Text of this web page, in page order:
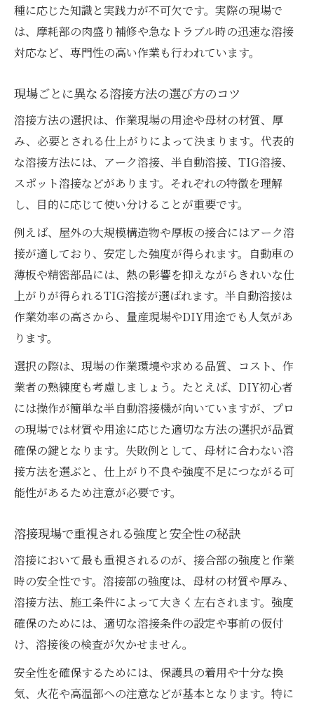
種に応じた知識と実践力が不可欠です。実際の現場で
は、摩耗部の肉盛り補修や急なトラブル時の迅速な溶接
対応など、専門性の高い作業も行われています。
現場ごとに異なる溶接方法の選び方のコツ
溶接方法の選択は、作業現場の用途や母材の材質、厚
み、必要とされる仕上がりによって決まります。代表的
な溶接方法には、アーク溶接、半自動溶接、TIG溶接、
スポット溶接などがあります。それぞれの特徴を理解
し、目的に応じて使い分けることが重要です。
例えば、屋外の大規模構造物や厚板の接合にはアーク溶
接が適しており、安定した強度が得られます。自動車の
薄板や精密部品には、熱の影響を抑えながらきれいな仕
上がりが得られるTIG溶接が選ばれます。半自動溶接は
作業効率の高さから、量産現場やDIY用途でも人気があ
ります。
選択の際は、現場の作業環境や求める品質、コスト、作
業者の熟練度も考慮しましょう。たとえば、DIY初心者
には操作が簡単な半自動溶接機が向いていますが、プロ
の現場では材質や用途に応じた適切な方法の選択が品質
確保の鍵となります。失敗例として、母材に合わない溶
接方法を選ぶと、仕上がり不良や強度不足につながる可
能性があるため注意が必要です。
溶接現場で重視される強度と安全性の秘訣
溶接において最も重視されるのが、接合部の強度と作業
時の安全性です。溶接部の強度は、母材の材質や厚み、
溶接方法、施工条件によって大きく左右されます。強度
確保のためには、適切な溶接条件の設定や事前の仮付
け、溶接後の検査が欠かせません。
安全性を確保するためには、保護具の着用や十分な換
気、火花や高温部への注意などが基本となります。特に